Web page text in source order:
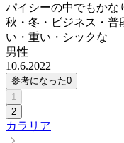
パイシーの中でもかな
秋・冬・ビジネス・普
い・重い・シックな
男性
10.6.2022
参考になった0
1
2
カラリア